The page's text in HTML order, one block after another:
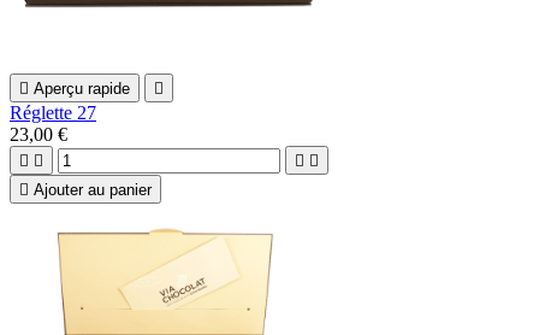
 Aperçu rapide 
Réglette 27
23,00 €
   
 Ajouter au panier